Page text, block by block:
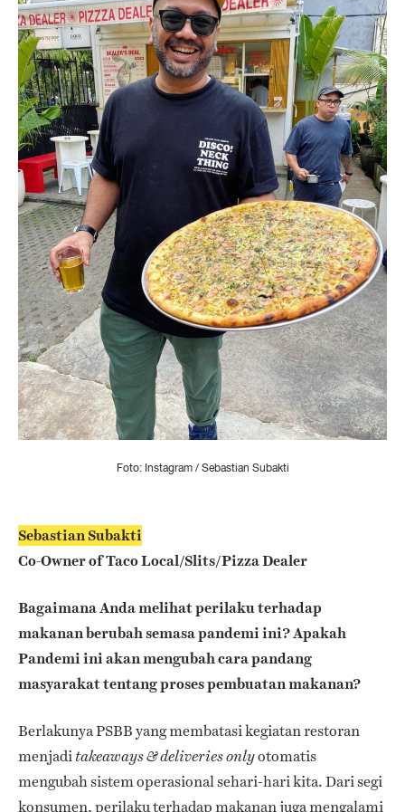
Foto: Instagram / Sebastian Subakti
Sebastian Subakti
Co-Owner of Taco Local/Slits/Pizza Dealer
Bagaimana Anda melihat perilaku terhadap
makanan berubah semasa pandemi ini? Apakah
Pandemi ini akan mengubah cara pandang
masyarakat tentang proses pembuatan makanan?
Berlakunya PSBB yang membatasi kegiatan restoran
menjadi takeaways & deliveries onlyotomatis
mengubah sistem operasional sehari-hari kita. Dari segi
konsumen, perilaku terhadap makanan juga mengalami